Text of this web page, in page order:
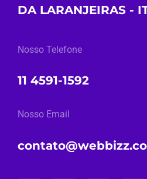
DA LARANJEIRAS -
Nosso Telefone
11 4591-1592
Nosso Email